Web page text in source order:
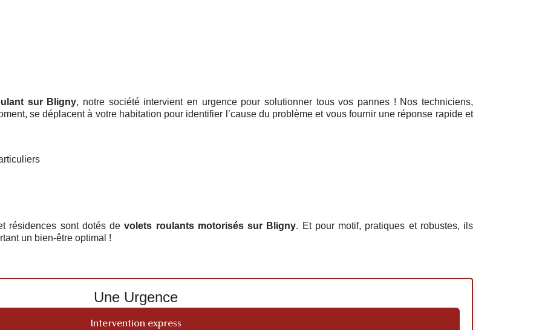
sur Bligny, notre société intervient en urgence pour solutionner tous vos pannes ! Nos techniciens,
se déplacent à votre habitation pour identifier l’cause du problème et vous fournir une réponse rapide et
résidences sont dotés devolets roulants motorisés sur Bligny. Et pour motif, pratiques et robustes, ils
un bien-être optimal !
Une Urgence
Intervention express